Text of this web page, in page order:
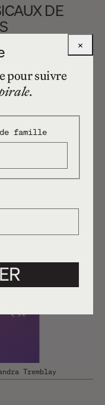
DE
[LOFI /
Tremblay
×
pour suivre
.
de famille